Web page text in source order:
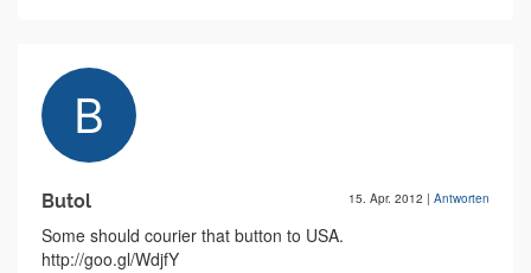
Butol 15. Apr. 2012 | Antworten
Some should courier that button to USA.
http://goo.gl/WdjfY